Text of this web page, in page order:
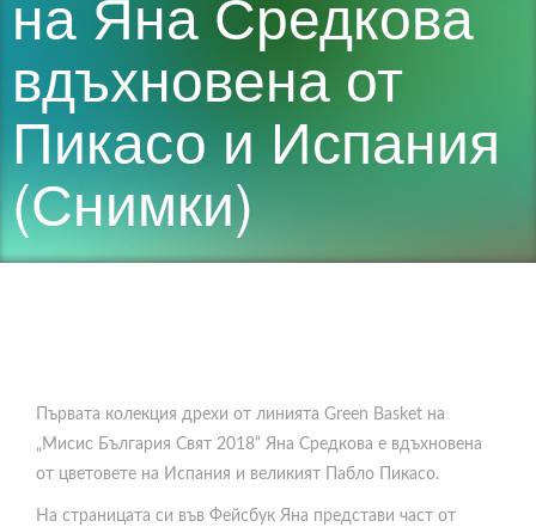
вдъхновена от
Пикасо и Испания
(Снимки)
Първата колекция дрехи от линията Green Bаsket на
„Мисис България Свят 2018“ Яна Средкова е вдъхновена
от цветовете на Испания и великият Пабло Пикасо.
На страницата си във Фейсбук Яна представи част от